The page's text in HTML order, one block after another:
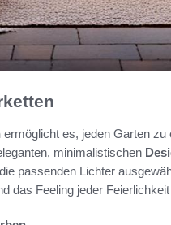
ermöglicht es, jeden Garten
minimalistischen
passenden Lichter
das Feeling jeder